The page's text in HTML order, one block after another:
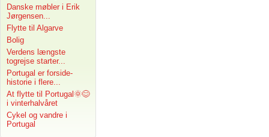
Danske møbler i Erik
Jørgensen...
Flytte til Algarve
Bolig
Verdens længste
togrejse starter...
Portugal er forside-
historie i flere...
At flytte til Portugal🌞😊
i vinterhalvåret
Cykel og vandre i
Portugal